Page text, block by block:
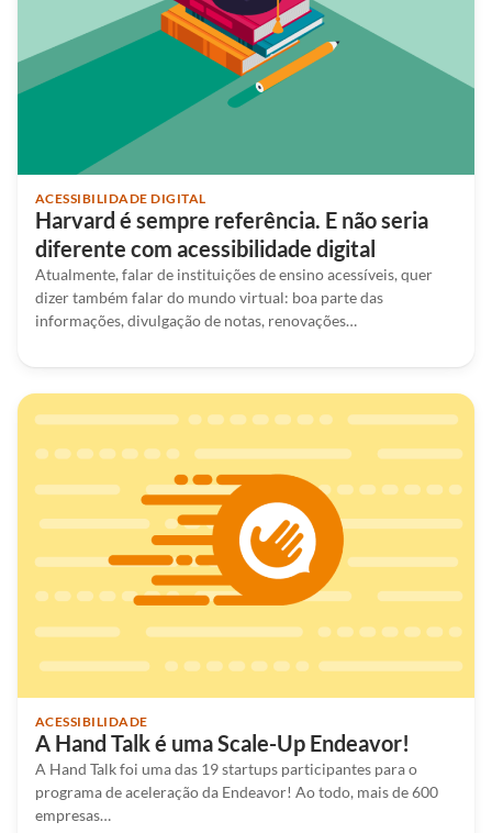
ACESSIBILIDADE DIGITAL
Harvard é sempre referência. E não seria
diferente com acessibilidade digital
Atualmente, falar de instituições de ensino acessíveis, quer
dizer também falar do mundo virtual: boa parte das
informações, divulgação de notas, renovações…
ACESSIBILIDADE
A Hand Talk é uma Scale-Up Endeavor!
A Hand Talk foi uma das 19 startups participantes para o
programa de aceleração da Endeavor! Ao todo, mais de 600
empresas…